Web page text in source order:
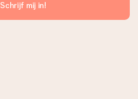
Schrijf mij in!